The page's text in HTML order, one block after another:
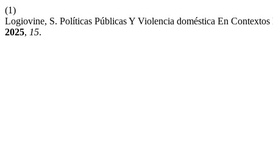
(1)
Logiovine, S. Políticas Públicas Y Violencia doméstica En
2025, 15.